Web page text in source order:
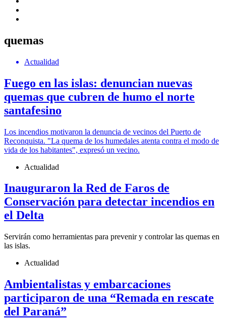
quemas
Actualidad
Fuego en las islas: denuncian nuevas
quemas que cubren de humo el norte
santafesino
Los incendios motivaron la denuncia de vecinos del Puerto de
Reconquista. "La quema de los humedales atenta contra el modo de
vida de los habitantes", expresó un vecino.
Actualidad
Inauguraron la Red de Faros de
Conservación para detectar incendios en
el Delta
Servirán como herramientas para prevenir y controlar las quemas en
las islas.
Actualidad
Ambientalistas y embarcaciones
participaron de una “Remada en rescate
del Paraná”